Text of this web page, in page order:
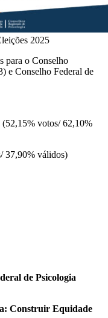
2025
para o Conselho
e Conselho Federal de
votos/ 62,10%
37,90% válidos)
de Psicologia
Construir Equidade